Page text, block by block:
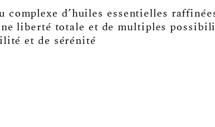
complexe d’huiles essentielles
liberté totale et de multiples
et de sérénité